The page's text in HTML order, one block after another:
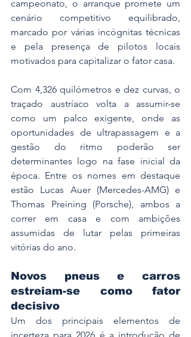
campeonato, o arranque promete um
cenário competitivo equilibrado,
marcado por várias incógnitas técnicas
e pela presença de pilotos locais
motivados para capitalizar o fator casa.
Com 4,326 quilómetros e dez curvas, o
traçado austríaco volta a assumir-se
como um palco exigente, onde as
oportunidades de ultrapassagem e a
gestão do ritmo poderão ser
determinantes logo na fase inicial da
época. Entre os nomes em destaque
estão Lucas Auer (Mercedes-AMG) e
Thomas Preining (Porsche), ambos a
correr em casa e com ambições
assumidas de lutar pelas primeiras
vitórias do ano.
Novos pneus e carros
estreiam-se como fator
decisivo
Um dos principais elementos de